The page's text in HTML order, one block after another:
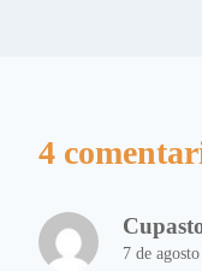
4
7 de